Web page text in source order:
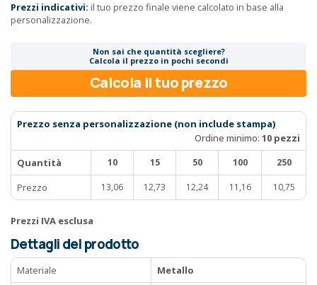
Prezzi indicativi: il tuo prezzo finale viene calcolato in base alla
personalizzazione.
Non sai che quantità scegliere?
Calcola il prezzo in pochi secondi
Calcola il tuo prezzo
Prezzo senza personalizzazione (non include stampa)
Ordine minimo: 10 pezzi
Quantità
10 15 50 100 250
Prezzo 13,06 12,73 12,24 11,16 10,75
Prezzi IVA esclusa
Dettagli del prodotto
Materiale
Metallo